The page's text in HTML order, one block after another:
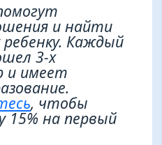
и найти
ребенку. Каждый
3-х
и имеет
, чтобы
15% на первый